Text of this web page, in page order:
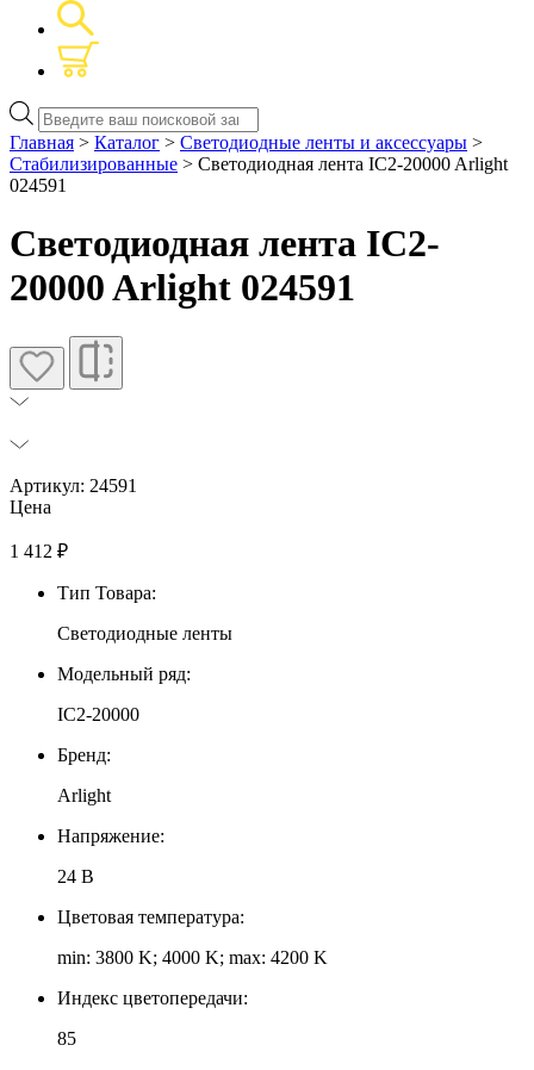
Поиск
товаров
Главная > Каталог > Светодиодные ленты и аксессуары >
Стабилизированные > Светодиодная лента IC2-20000 Arlight
024591
Светодиодная лента IC2-
20000 Arlight 024591
Артикул: 24591
Цена
1 412 ₽
Тип Товара:
Светодиодные ленты
Модельный ряд:
IC2-20000
Бренд:
Arlight
Напряжение:
24 В
Цветовая температура:
min: 3800 K; 4000 K; max: 4200 K
Индекс цветопередачи:
85